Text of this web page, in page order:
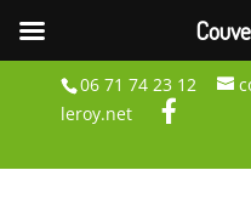
06 71 74 23 12
leroy.net